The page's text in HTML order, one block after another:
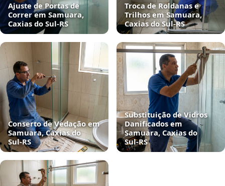
Ajuste de Portas de
Correr em Samuara,
Caxias do Sul‑RS
Troca de Roldanas e
Trilhos em Samuara,
Caxias do Sul‑RS
Conserto de Vedação em
Samuara, Caxias do
Sul‑RS
Substituição de Vidros
Danificados em
Samuara, Caxias do
Sul‑RS